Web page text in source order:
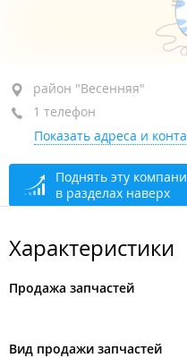
район "Весенняя", ул.
+7 902 056-55-65
открыто: 09:00–19:00
район "Весенняя"
1 телефон
Показать адреса и
Поднять эту
в разделах наверх
Характеристики
Продажа запчастей
Вид продажи запчастей